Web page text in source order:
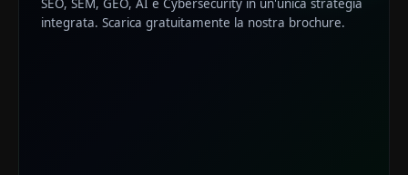
integrata. Scarica gratuitamente la nostra brochure.